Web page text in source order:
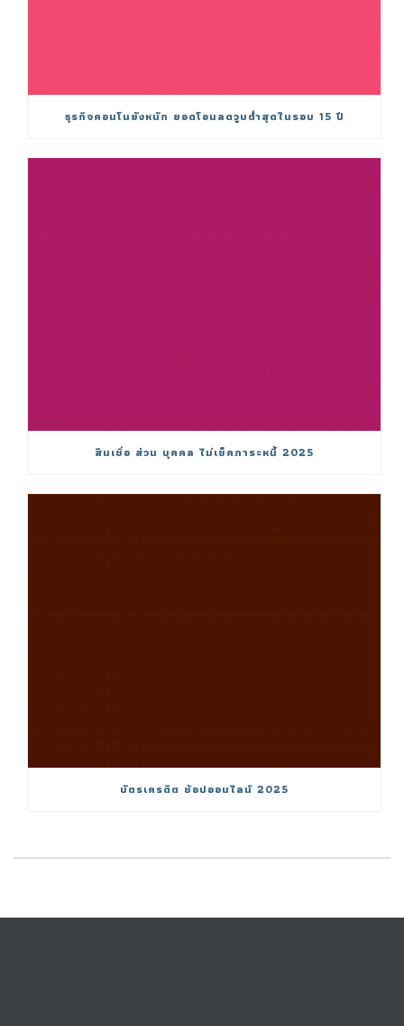
ธุรกิจคอนโนยังหนัก ยอดโอนลดวูบต่ำสุดในรอบ 15 ปี
สินเชื่อ ส่วน บุคคล ไม่เช็คภาระหนี้ 2025
บัตรเครดิต ช้อปออนไลน์ 2025